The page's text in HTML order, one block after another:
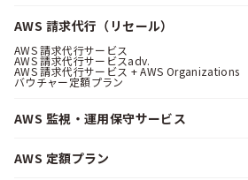
AWS 請求代行（リセール）
AWS 請求代行サービス
AWS 請求代行サービスadv.
AWS 請求代行サービス + AWS Organizations
バウチャー定額プラン
AWS 監視・運用保守サービス
AWS 定額プラン